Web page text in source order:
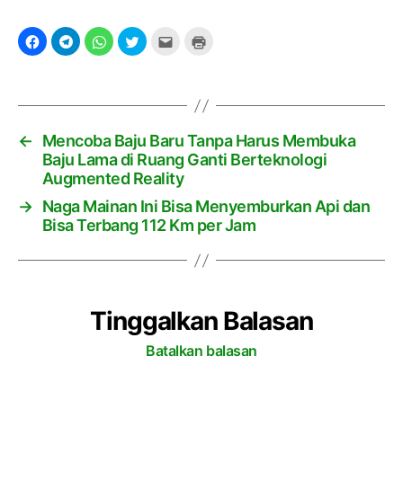
←
Mencoba Baju Baru Tanpa Harus Membuka
Baju Lama di Ruang Ganti Berteknologi
Augmented Reality
→ Naga Mainan Ini Bisa Menyemburkan Api dan
Bisa Terbang 112 Km per Jam
Tinggalkan Balasan
Batalkan balasan